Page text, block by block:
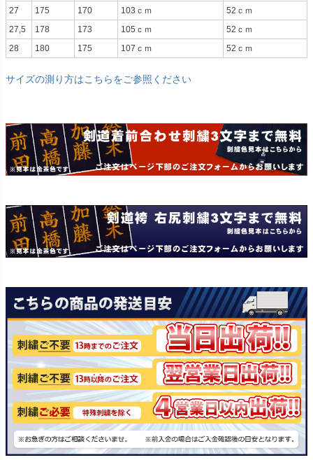
27
175 170 103ｃｍ
52ｃｍ
27,5
178 173 105ｃｍ
52ｃｍ
28
180 175 107ｃｍ 52ｃｍ
サイズの測り方はこちらをご参照ください